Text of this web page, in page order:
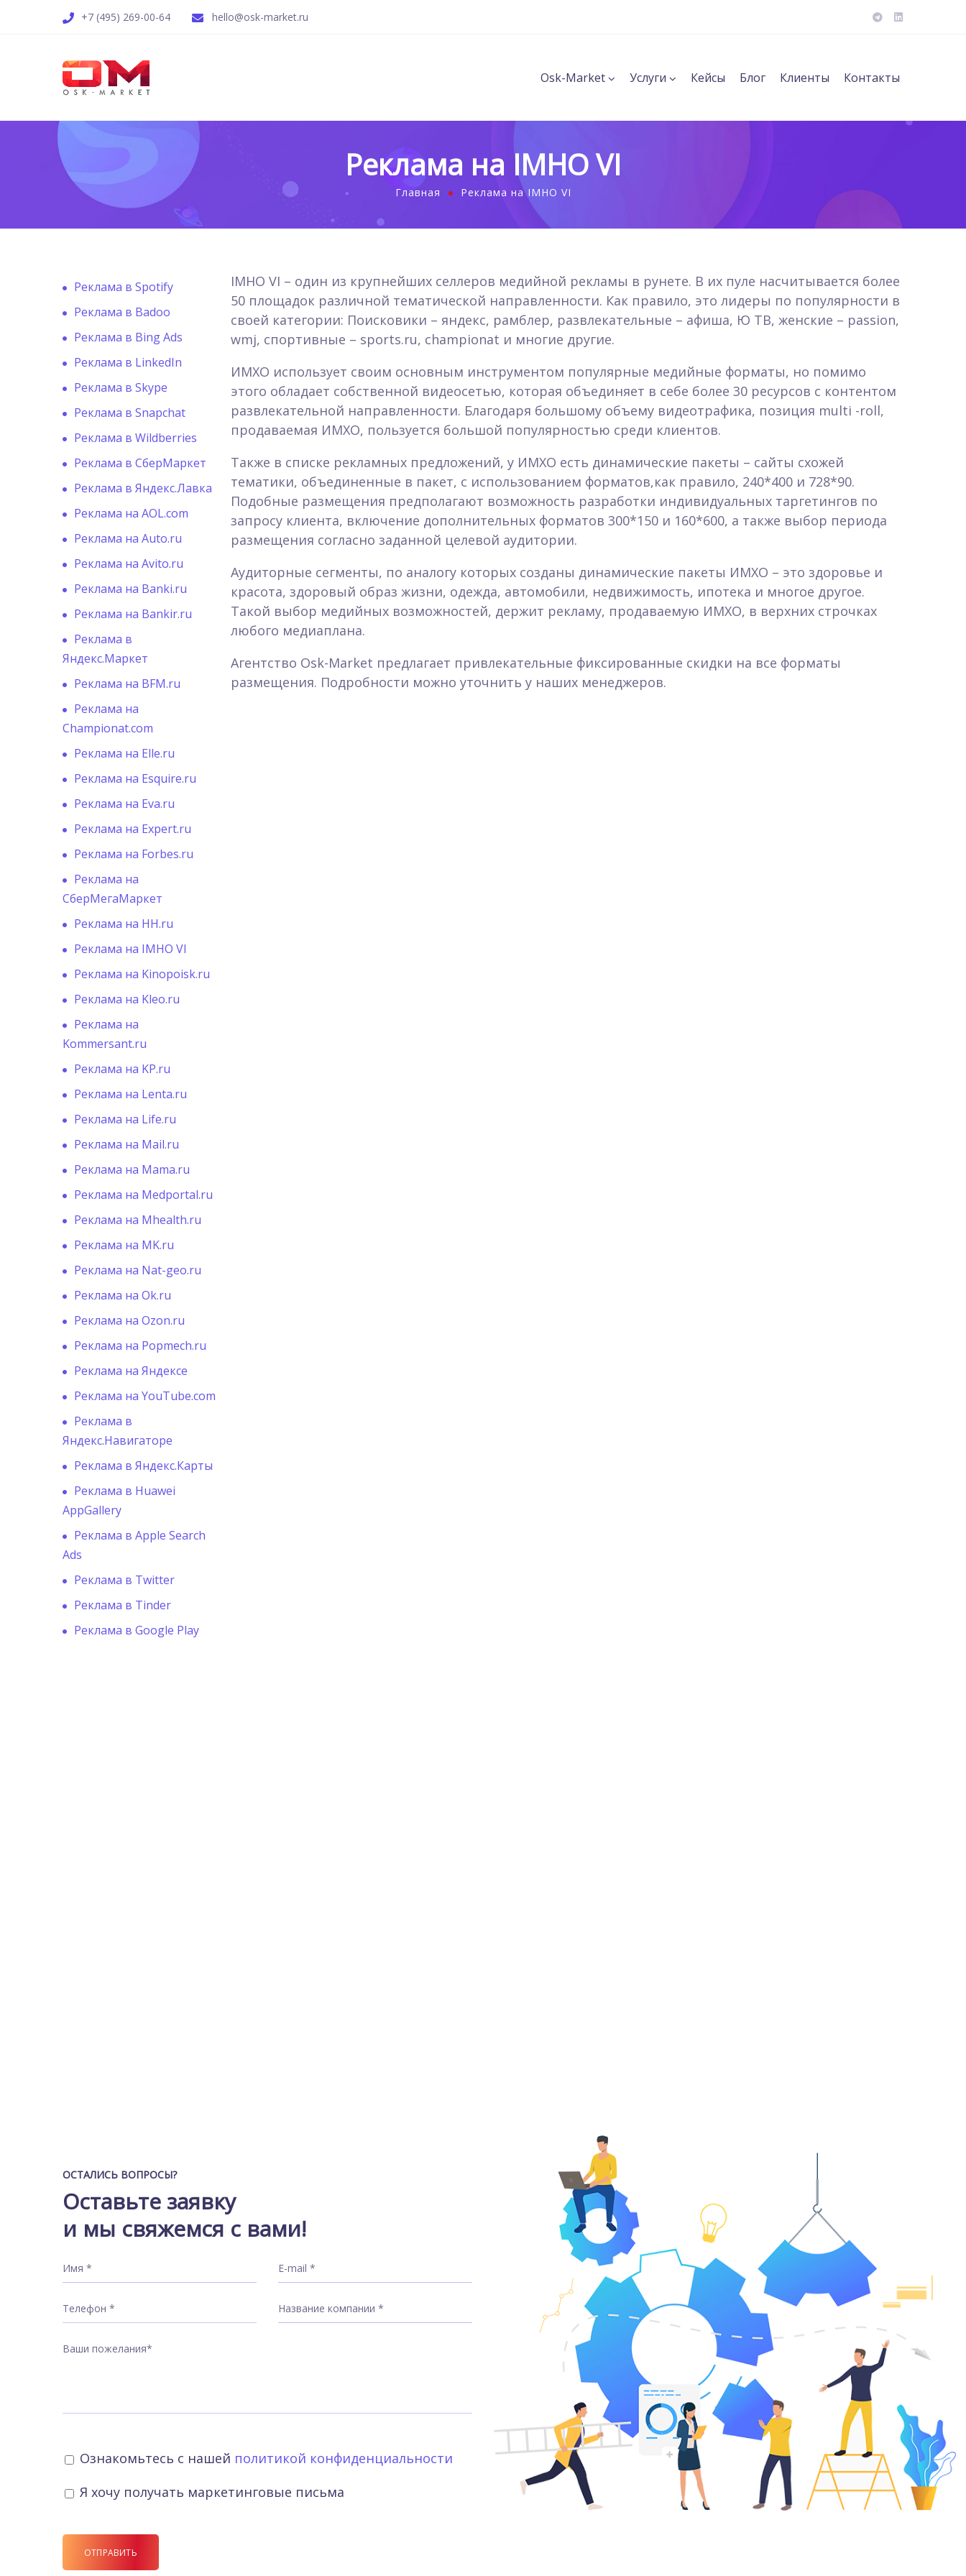
+7 (495) 269-00-64 hello@osk-market.ru
Osk-Market Услуги Кейсы Блог Клиенты Контакты
Реклама на IMHO VI
Главная Реклама на IMHO VI
Реклама в Spotify
Реклама в Badoo
Реклама в Bing Ads
Реклама в LinkedIn
Реклама в Skype
Реклама в Snapchat
Реклама в Wildberries
Реклама в СберМаркет
Реклама в Яндекс.Лавка
Реклама на AOL.com
Реклама на Auto.ru
Реклама на Avito.ru
Реклама на Banki.ru
Реклама на Bankir.ru
Реклама в
Яндекс.Маркет
Реклама на BFM.ru
Реклама на
Championat.com
Реклама на Elle.ru
Реклама на Esquire.ru
Реклама на Eva.ru
Реклама на Expert.ru
Реклама на Forbes.ru
Реклама на
СберМегаМаркет
Реклама на HH.ru
Реклама на IMHO VI
Реклама на Kinopoisk.ru
Реклама на Kleo.ru
Реклама на
Kommersant.ru
Реклама на KP.ru
Реклама на Lenta.ru
Реклама на Life.ru
Реклама на Mail.ru
Реклама на Mama.ru
Реклама на Medportal.ru
Реклама на Mhealth.ru
Реклама на MK.ru
Реклама на Nat-geo.ru
Реклама на Ok.ru
Реклама на Ozon.ru
Реклама на Popmech.ru
Реклама на Яндексе
Реклама на YouTube.com
Реклама в
Яндекс.Навигаторе
Реклама в Яндекс.Карты
Реклама в Huawei
AppGallery
Реклама в Apple Search
Ads
Реклама в Twitter
Реклама в Tinder
Реклама в Google Play
IMHO VI – один из крупнейших селлеров медийной рекламы в рунете. В их пуле насчитывается более
50 площадок различной тематической направленности. Как правило, это лидеры по популярности в
своей категории: Поисковики – яндекс, рамблер, развлекательные – афиша, Ю ТВ, женские – passion,
wmj, спортивные – sports.ru, championat и многие другие.
ИМХО использует своим основным инструментом популярные медийные форматы, но помимо
этого обладает собственной видеосетью, которая объединяет в себе более 30 ресурсов с контентом
развлекательной направленности. Благодаря большому объему видеотрафика, позиция multi -roll,
продаваемая ИМХО, пользуется большой популярностью среди клиентов.
Также в списке рекламных предложений, у ИМХО есть динамические пакеты – сайты схожей
тематики, объединенные в пакет, с использованием форматов,как правило, 240*400 и 728*90.
Подобные размещения предполагают возможность разработки индивидуальных таргетингов по
запросу клиента, включение дополнительных форматов 300*150 и 160*600, а также выбор периода
размещения согласно заданной целевой аудитории.
Аудиторные сегменты, по аналогу которых созданы динамические пакеты ИМХО – это здоровье и
красота, здоровый образ жизни, одежда, автомобили, недвижимость, ипотека и многое другое.
Такой выбор медийных возможностей, держит рекламу, продаваемую ИМХО, в верхних строчках
любого медиаплана.
Агентство Osk-Market предлагает привлекательные фиксированные скидки на все форматы
размещения. Подробности можно уточнить у наших менеджеров.
ОСТАЛИСЬ ВОПРОСЫ?
Оставьте заявку
и мы свяжемся с вами!
Ознакомьтесь с нашей политикой конфиденциальности
Я хочу получать маркетинговые письма